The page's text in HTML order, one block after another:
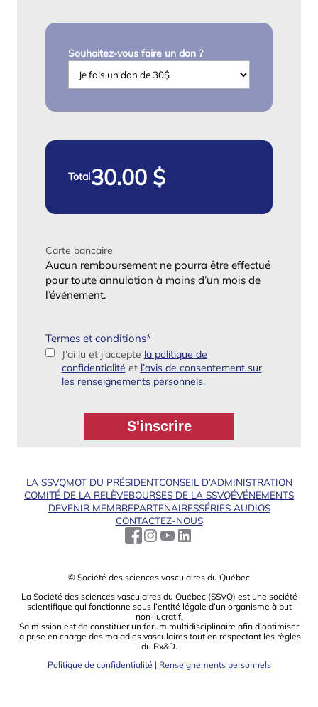
Souhaitez-vous faire un don ?
Total
Carte bancaire
Aucun remboursement ne pourra être effectué
pour toute annulation à moins d’un mois de
l’événement.
Termes et conditions*
J’ai lu et j’accepte la politique de
confidentialité et l’avis de consentement sur
les renseignements personnels.
LA SSVQMOT DU PRÉSIDENTCONSEIL D’ADMINISTRATION
COMITÉ DE LA RELÈVEBOURSES DE LA SSVQÉVÉNEMENTS
DEVENIR MEMBREPARTENAIRESSÉRIES AUDIOS
CONTACTEZ-NOUS
© Société des sciences vasculaires du Québec
La Société des sciences vasculaires du Québec (SSVQ) est une société
scientiﬁque qui fonctionne sous l’entité légale d’un organisme à but
non-lucratif.
Sa mission est de constituer un forum multidisciplinaire aﬁn d’optimiser
la prise en charge des maladies vasculaires tout en respectant les règles
du Rx&D.
Politique de confidentialité | Renseignements personnels